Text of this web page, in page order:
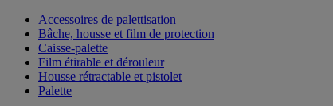
Accessoires de palettisation
Bâche, housse et film de protection
Caisse-palette
Film étirable et dérouleur
Housse rétractable et pistolet
Palette